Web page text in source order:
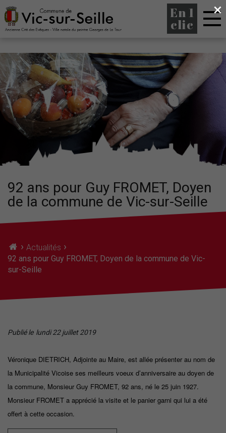
En 1
clic
92 ans pour Guy FROMET, Doyen
de la commune de Vic-sur-Seille
› Actualités ›
92 ans pour Guy FROMET, Doyen de la commune de Vic-
sur-Seille
Publié le lundi 22 juillet 2019
Véronique DIETRICH, Adjointe au Maire, est allée présenter au nom de
la Municipalité Vicoise ses meilleurs voeux d’anniversaire au doyen de
la commune, Monsieur Guy FROMET, 92 ans, né le 25 juin 1927.
Monsieur FROMET a apprécié la visite et le panier garni qui lui a été
offert à cette occasion.
×